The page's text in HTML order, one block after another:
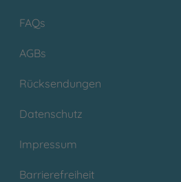
FAQs
AGBs
Rücksendungen
Datenschutz
Impressum
Barrierefreiheit